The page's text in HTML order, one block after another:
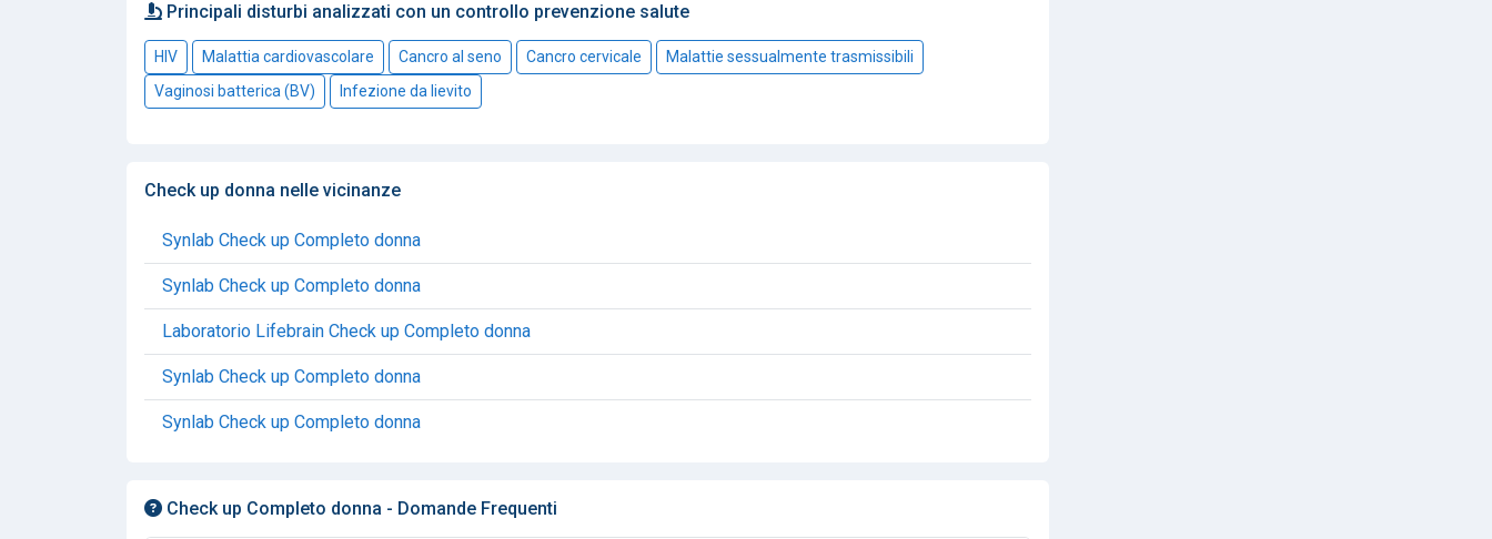
Principali disturbi analizzati con un controllo prevenzione salute
HIV Malattia cardiovascolare Cancro al seno Cancro cervicale
Malattie sessualmente trasmissibili
Vaginosi batterica (BV)
Infezione da lievito
Check up donna nelle vicinanze
Synlab Check up Completo donna
Synlab Check up Completo donna
Laboratorio Lifebrain Check up Completo donna
Synlab Check up Completo donna
Synlab Check up Completo donna
Check up Completo donna - Domande Frequenti